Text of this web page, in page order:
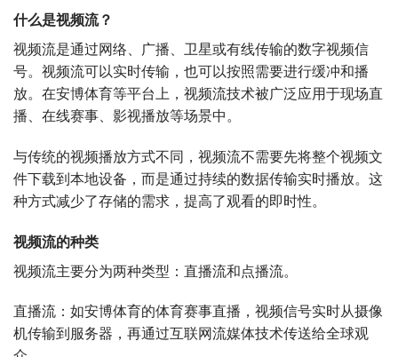
什么是视频流？
视频流是通过网络、广播、卫星或有线传输的数字视频信
号。视频流可以实时传输，也可以按照需要进行缓冲和播
放。在安博体育等平台上，视频流技术被广泛应用于现场直
播、在线赛事、影视播放等场景中。
与传统的视频播放方式不同，视频流不需要先将整个视频文
件下载到本地设备，而是通过持续的数据传输实时播放。这
种方式减少了存储的需求，提高了观看的即时性。
视频流的种类
视频流主要分为两种类型：直播流和点播流。
直播流：如安博体育的体育赛事直播，视频信号实时从摄像
机传输到服务器，再通过互联网流媒体技术传送给全球观